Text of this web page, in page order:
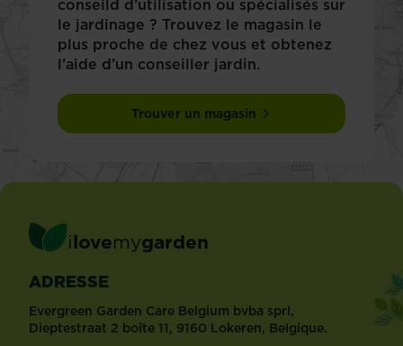
conseild d’utilisation ou spécialisés sur
le jardinage ? Trouvez le magasin le
plus proche de chez vous et obtenez
l’aide d’un conseiller jardin.
Trouver un magasin
ilovemygarden
ADRESSE
Evergreen Garden Care Belgium bvba sprl,
Dieptestraat 2 boîte 11, 9160 Lokeren, Belgique.